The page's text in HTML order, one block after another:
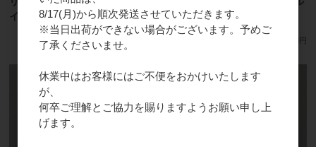
イバ オリエンタルモーター
通常価格
形 オムロン
4,318円
8/17(月)から順次発送させていただきます。
※当日出荷ができない場合がございます。予めご
了承くださいませ。
休業中はお客様にはご不便をおかけいたします
が、
何卒ご理解とご協力を賜りますようお願い申し上
げます。